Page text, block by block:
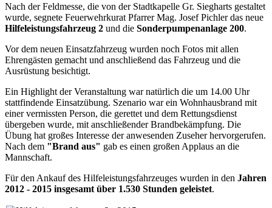
Nach der Feldmesse, die von der Stadtkapelle Gr. Siegharts gestaltet
wurde, segnete Feuerwehrkurat Pfarrer Mag. Josef Pichler das neue
Hilfeleistungsfahrzeug 2 und die Sonderpumpenanlage 200.
Vor dem neuen Einsatzfahrzeug wurden noch Fotos mit allen
Ehrengästen gemacht und anschließend das Fahrzeug und die
Ausrüstung besichtigt.
Ein Highlight der Veranstaltung war natürlich die um 14.00 Uhr
stattfindende Einsatzübung. Szenario war ein Wohnhausbrand mit
einer vermissten Person, die gerettet und dem Rettungsdienst
übergeben wurde, mit anschließender Brandbekämpfung. Die
Übung hat großes Interesse der anwesenden Zuseher hervorgerufen.
Nach dem "Brand aus" gab es einen großen Applaus an die
Mannschaft.
Für den Ankauf des Hilfeleistungsfahrzeuges wurden in den Jahren
2012 - 2015 insgesamt über 1.530 Stunden geleistet.